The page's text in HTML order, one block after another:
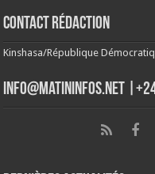
Contact Rédaction
Kinshasa/République
info@matininfos.net